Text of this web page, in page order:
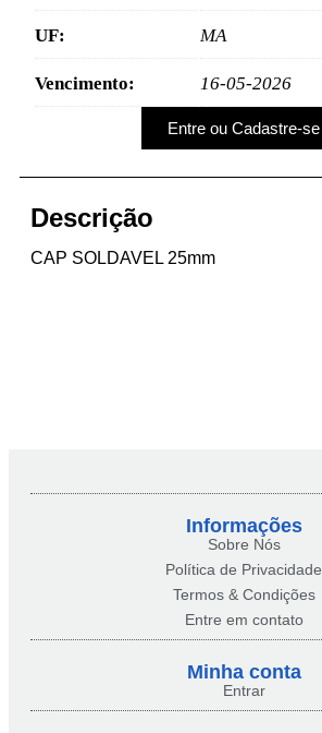
UF: MA
Vencimento: 16-05-2026
Entre ou Cadastre-se
Descrição
CAP SOLDAVEL 25mm
Informações
Sobre Nós
Política de Privacidade
Termos & Condições
Entre em contato
Minha conta​
Entrar